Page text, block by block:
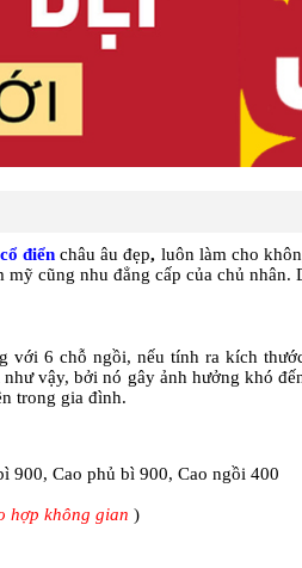
điểnchâu âu đẹp, luôn làm cho
cũng nhu đẳng cấp của chủ
với 6 chỗ ngồi, nếu tính ra kích
vậy, bởi nó gây ảnh hưởng khó
trong gia đình.
900, Cao phủ bì 900, Cao ngồi 400
hợp không gian )